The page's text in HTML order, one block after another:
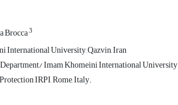
Brocca3
International University, Qazvin, Iran
Imam Khomeini International University
IRPI, Rome, Italy.